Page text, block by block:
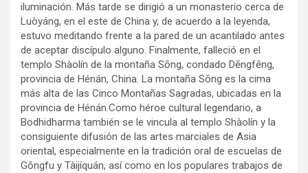
iluminación. Más tarde se dirigió a un monasterio cerca de
Luòyáng, en el este de China y, de acuerdo a la leyenda,
estuvo meditando frente a la pared de un acantilado antes
de aceptar discípulo alguno. Finalmente, falleció en el
templo Shàolín de la montaña Sōng, condado Dēngfēng,
provincia de Hénán, China. La montaña Sōng es la cima
más alta de las Cinco Montañas Sagradas, ubicadas en la
provincia de Hénán.Como héroe cultural legendario, a
Bodhidharma también se le vincula al templo Shàolín y la
consiguiente difusión de las artes marciales de Asia
oriental, especialmente en la tradición oral de escuelas de
Gōngfu y Tàijíquán, así como en los populares trabajos de